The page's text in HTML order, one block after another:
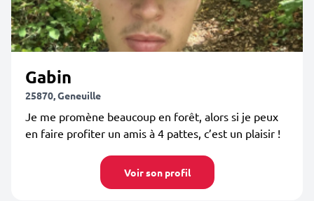
Gabin
25870, Geneuille
Je me promène beaucoup en forêt, alors si je peux
en faire profiter un amis à 4 pattes, c’est un plaisir !
Voir son profil